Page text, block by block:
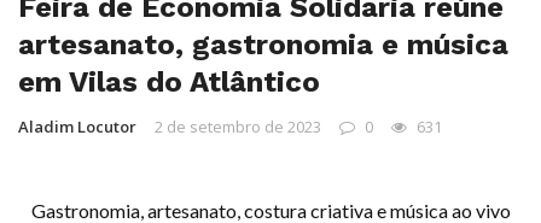
Feira de Economia Solidária reúne
artesanato, gastronomia e música
em Vilas do Atlântico
Aladim Locutor 2 de setembro de 2023 0 631
Gastronomia, artesanato, costura criativa e música ao vivo